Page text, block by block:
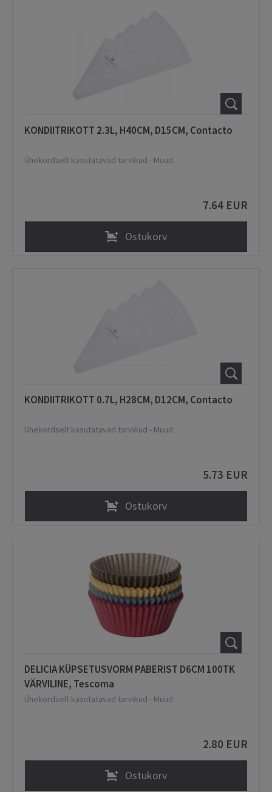
KONDIITRIKOTT 2.3L, H40CM, D15CM, Contacto
Ühekordselt kasutatavad tarvikud - Muud
7.64 EUR
Ostukorv
KONDIITRIKOTT 0.7L, H28CM, D12CM, Contacto
Ühekordselt kasutatavad tarvikud - Muud
5.73 EUR
Ostukorv
DELICIA KÜPSETUSVORM PABERIST D6CM 100TK
VÄRVILINE, Tescoma
Ühekordselt kasutatavad tarvikud - Muud
2.80 EUR
Ostukorv